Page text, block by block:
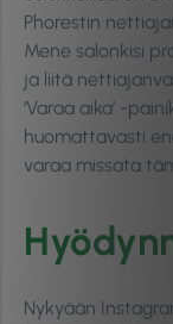
Phorestin
Mene salonkisi
ja liitä
‘Varaa aika’ -
huomattavasti
varaa missata
Nykyään